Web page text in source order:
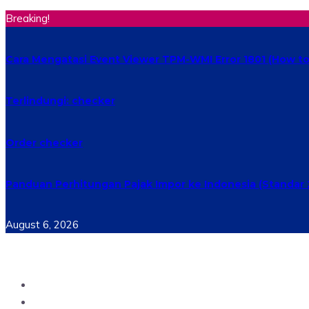
Breaking!
Cara Mengatasi Event Viewer TPM-WMI Error 1801 (How
Terlindungi: checker
Order checker
Panduan Perhitungan Pajak Impor ke Indonesia (Standar
August 6, 2026